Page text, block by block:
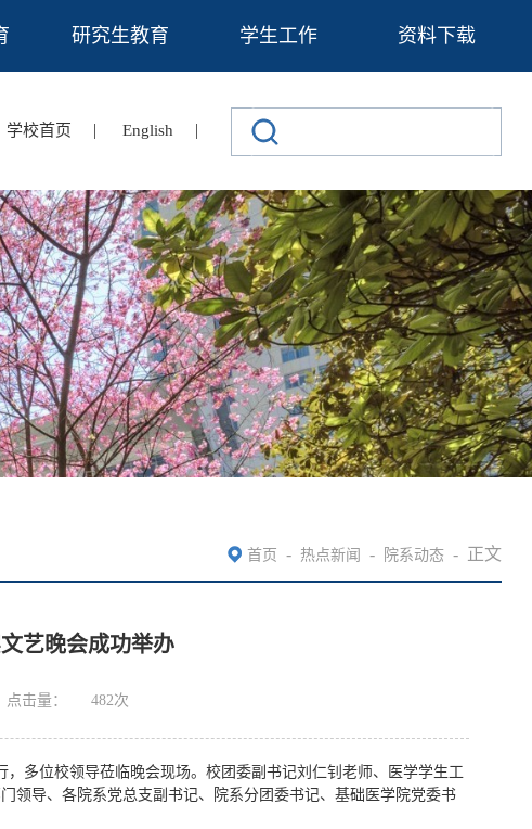
研究生教育 学生工作 资料下载
学校首页 | English |
首页 - 热点新闻 - 院系动态 - 正文
艺晚会成功举办
点击量： 482次
多位校领导莅临晚会现场。校团委副书记刘仁钊老师、医学学生工
领导、各院系党总支副书记、院系分团委书记、基础医学院党委书